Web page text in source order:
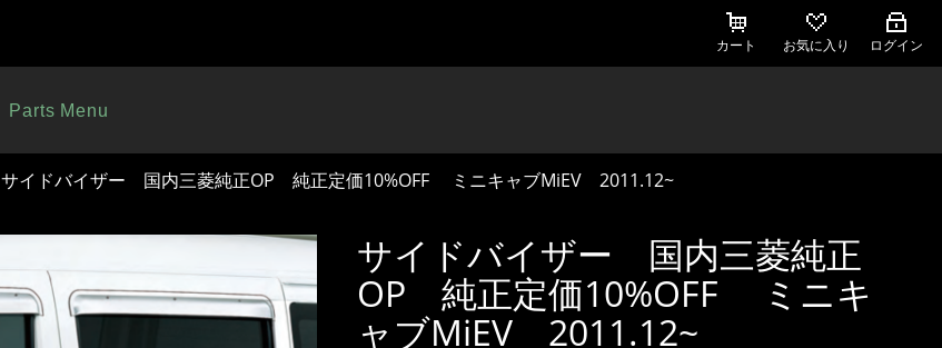
カート お気に入り ログイン
Parts Menu
サイドバイザー 国内三菱純正OP 純正定価10%OFF ミニキャブMiEV 2011.12~
サイドバイザー 国内三菱純正
OP 純正定価10%OFF ミニキ
ャブMiEV 2011.12~